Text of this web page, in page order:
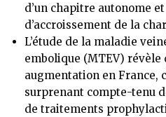
d’un chapitre autonome
d’accroissement de la
L’étude de la maladie
embolique (MTEV) révèle
augmentation en France,
surprenant compte-tenu
de traitements